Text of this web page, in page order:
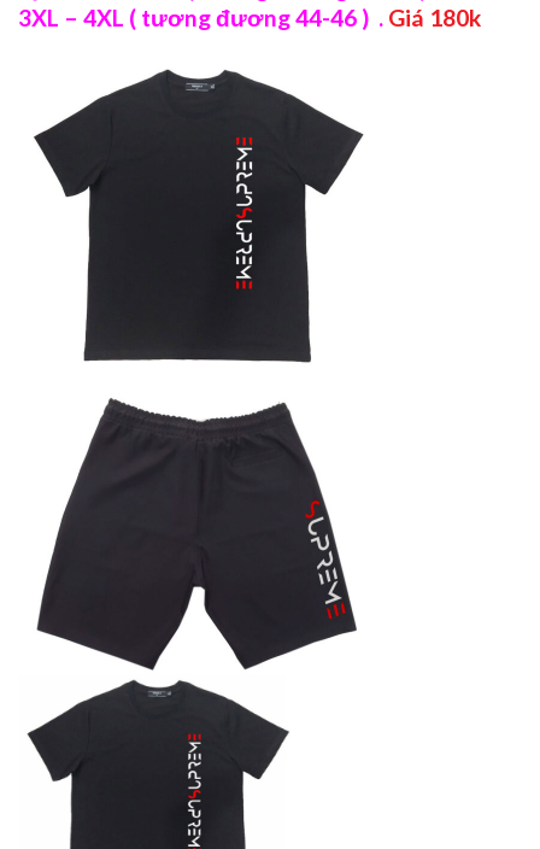
3XL – 4XL ( tương đương 44-46 ) . Giá 180k